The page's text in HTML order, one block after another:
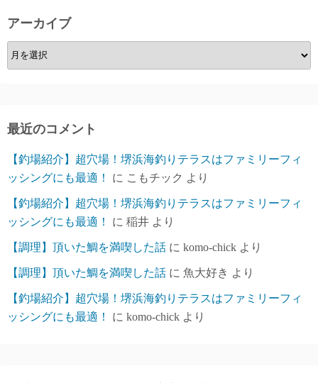
アーカイブ
ア
ー
ブ
最近のコメント
【釣場紹介】超穴場！堺浜海釣りテラスはファミリーフィ
ッシングにも最適！
に こもチック より
【釣場紹介】超穴場！堺浜海釣りテラスはファミリーフィ
ッシングにも最適！
に 稲井 より
【調理】頂いた鯛を満喫した話 に komo-chick より
【調理】頂いた鯛を満喫した話 に 魚大好き より
【釣場紹介】超穴場！堺浜海釣りテラスはファミリーフィ
ッシングにも最適！
に komo-chick より